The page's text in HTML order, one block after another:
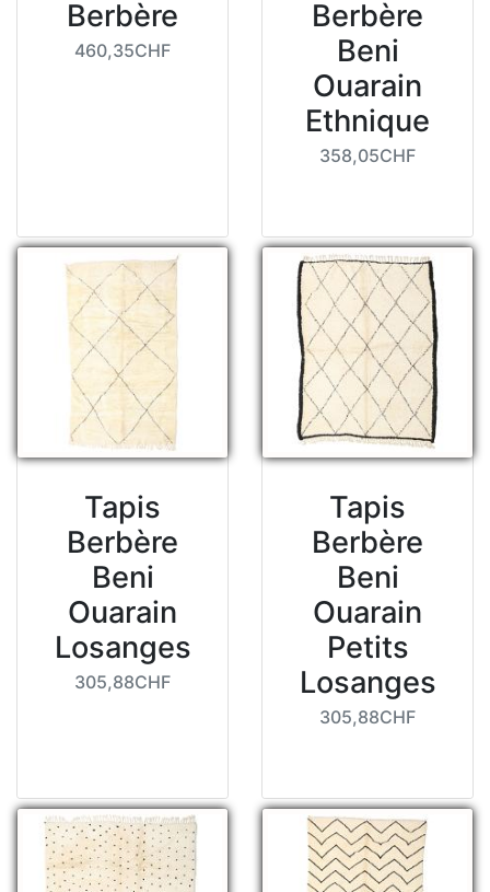
Berbère
460,35CHF
Berbère
Beni
Ouarain
Ethnique
358,05CHF
Tapis
Berbère
Beni
Ouarain
Losanges
305,88CHF
Tapis
Berbère
Beni
Ouarain
Petits
Losanges
305,88CHF